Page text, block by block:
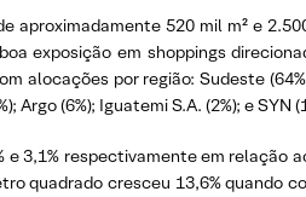
aproximadamente 520 mil m² e
exposição em shoppings
alocações por região: Sudeste
Argo (6%); Iguatemi S.A. (2%); e SYN
3,1% respectivamente em relação
quadrado cresceu 13,6% quando